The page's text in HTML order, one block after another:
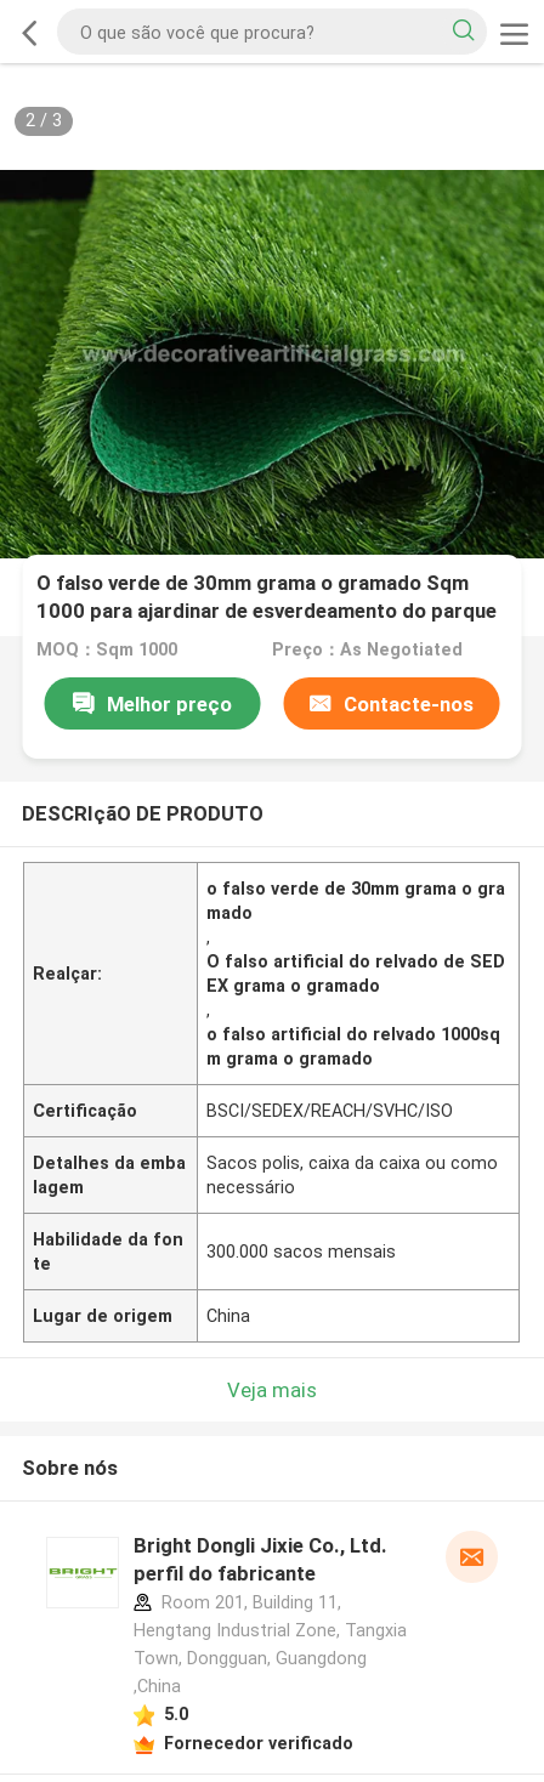
2/ 3
O falso verde de 30mm grama o gramado Sqm
1000 para ajardinar de esverdeamento do parque
MOQ：Sqm 1000 Preço：As Negotiated
Melhor preço Contacte-nos
DESCRIçãO DE PRODUTO
Realçar:
o falso verde de 30mm grama o gra
mado
,
O falso artificial do relvado de SED
EX grama o gramado
,
o falso artificial do relvado 1000sq
m grama o gramado
Certificação BSCI/SEDEX/REACH/SVHC/ISO
Detalhes da emba
lagem
Sacos polis, caixa da caixa ou como
necessário
Habilidade da fon
te
300.000 sacos mensais
Lugar de origem China
Veja mais
Sobre nós
Bright Dongli Jixie Co., Ltd.
perfil do fabricante
Room 201, Building 11,
Hengtang Industrial Zone, Tangxia
Town, Dongguan, Guangdong
,China
5.0
Fornecedor verificado